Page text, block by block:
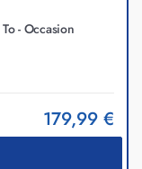
- Occasion
179,99 €